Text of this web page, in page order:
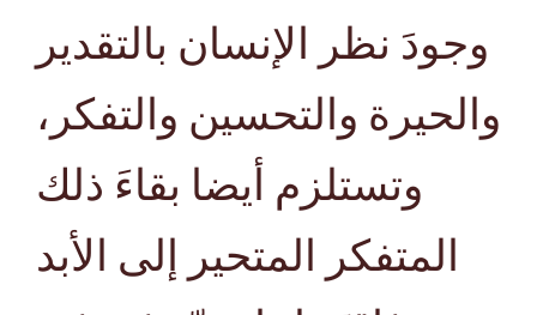
وجودَ نظر الإنسان بالتقدير
والحيرة والتحسين والتفكر،
وتستلزم أيضا بقاءَ ذلك
المتفكر المتحير إلى الأبد